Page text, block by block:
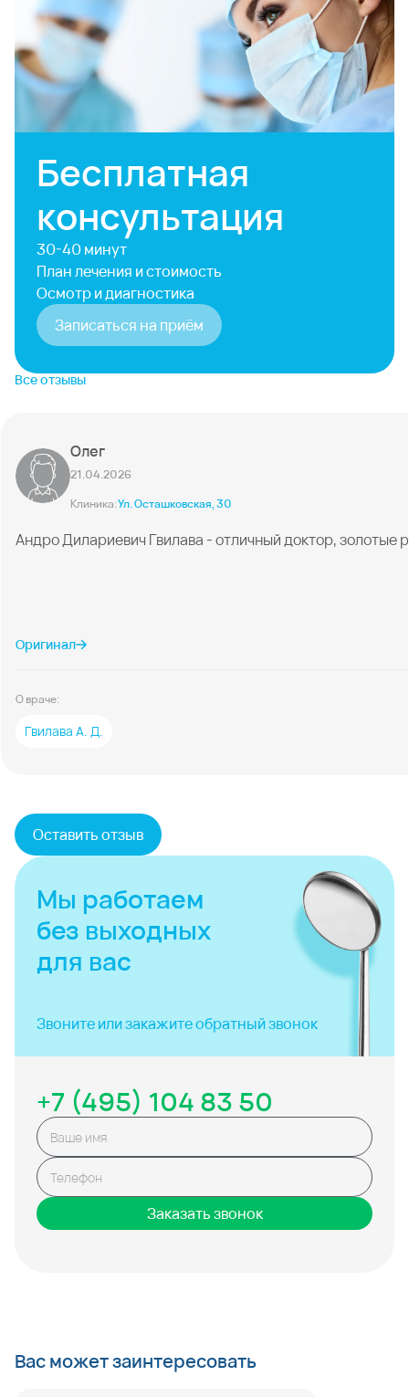
Бесплатная
консультация
30-40 минут
План лечения и стоимость
Осмотр и диагностика
Записаться на приём
Все отзывы
Олег
21.04.2026
Клиника:Ул. Осташковская, 30
Андро Дилариевич Гвилава - отличный доктор,
Оригинал
О враче:
Гвилава А. Д.
Оставить отзыв
Мы работаем
без выходных
для вас
Звоните или закажитеобратный звонок
+7 (495) 104 83 50
Заказать звонок
Вас может заинтересовать